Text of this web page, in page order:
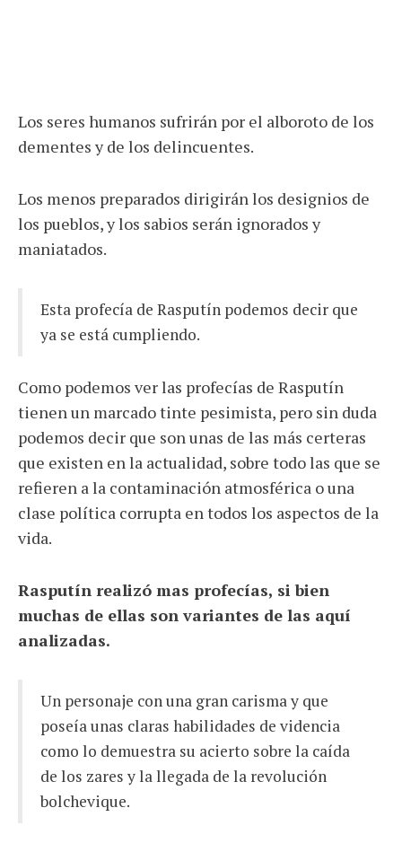
Los seres humanos sufrirán por el alboroto de los
dementes y de los delincuentes.
Los menos preparados dirigirán los designios de
los pueblos, y los sabios serán ignorados y
maniatados.
Esta profecía de Rasputín podemos decir que
ya se está cumpliendo.
Como podemos ver las profecías de Rasputín
tienen un marcado tinte pesimista, pero sin duda
podemos decir que son unas de las más certeras
que existen en la actualidad, sobre todo las que se
refieren a la contaminación atmosférica o una
clase política corrupta en todos los aspectos de la
vida.
Rasputín realizó mas profecías, si bien
muchas de ellas son variantes de las aquí
analizadas.
Un personaje con una gran carisma y que
poseía unas claras habilidades de videncia
como lo demuestra su acierto sobre la caída
de los zares y la llegada de la revolución
bolchevique.